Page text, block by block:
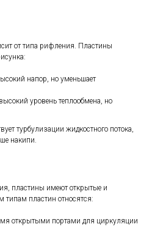
от типа рифления. Пластины
напор, но уменьшает
уровень теплообмена, но
турбулизации жидкостного потока,
накипи.
пластины имеют открытые и
типам пластин относятся:
мя открытыми портами для циркуляции